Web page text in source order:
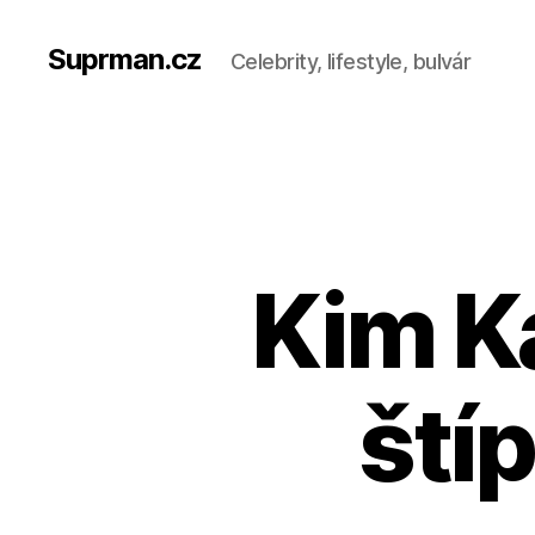
Suprman.cz Celebrity, lifestyle, bulvár
Kim